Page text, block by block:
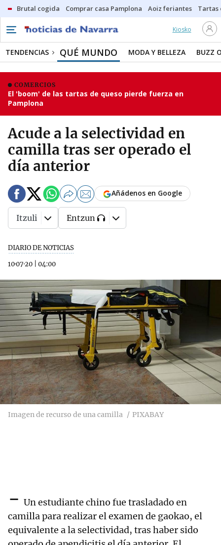
Brutal cogida Comprar casa Pamplona Aoiz feriantes Tartas
Kiosko
TENDENCIAS QUÉ MUNDO MODA Y BELLEZA BUZZ
COMERCIOS
El 'boom' de las tartas de queso pierde fuerza en
Pamplona
Acude a la selectividad en
camilla tras ser operado el
día anterior
DIARIO DE NOTICIAS
10·07·20
04:00
Añádenos en Google
Itzuli Entzun
Imagen de recurso de una camilla PIXABAY
- Un estudiante chino fue trasladado en
camilla para realizar el examen de gaokao, el
equivalente a la selectividad, tras haber sido